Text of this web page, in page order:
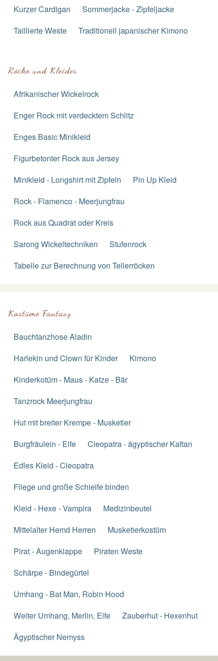
Kurzer Cardigan
Sommerjacke - Zipfeljacke
Taillierte Weste
Traditionell japanischer Kimono
Röcke und Kleider
Afrikanischer Wickelrock
Enger Rock mit verdecktem Schlitz
Enges Basic Minikleid
Figurbetonter Rock aus Jersey
Minikleid - Longshirt mit Zipfeln
Pin Up Kleid
Rock - Flamenco - Meerjungfrau
Rock aus Quadrat oder Kreis
Sarong Wickeltechniken
Stufenrock
Tabelle zur Berechnung von Tellerröcken
Kostüme Fantasy
Bauchtanzhose Aladin
Harlekin und Clown für Kinder
Kimono
Kinderkotüm - Maus - Katze - Bär
Tanzrock Meerjungfrau
Hut mit breiter Krempe - Musketier
Burgfräulein - Elfe
Cleopatra - ägyptischer Kaftan
Edles Kleid - Cleopatra
Fliege und große Schleife binden
Kleid - Hexe - Vampira
Medizinbeutel
Mittelalter Hemd Herren
Musketierkostüm
Pirat - Augenklappe
Piraten Weste
Schärpe - Bindegürtel
Umhang - Bat Man, Robin Hood
Weiter Umhang, Merlin, Elfe
Zauberhut - Hexenhut
Ägyptischer Nemyss